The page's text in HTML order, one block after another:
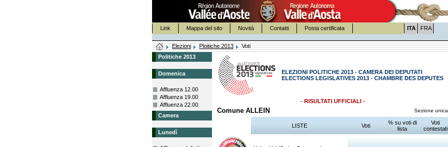
Link Mappa del sito Novità Contatti Posta certificata ITA FRA
Elezioni Ploitiche 2013
Voti
Politiche 2013
Domenica
Affluenza 12.00
Affluenza 19.00
Affluenza 22.00
Camera
Lunedì
ELEZIONI POLITICHE 2013 - CAMERA DEI DEPUTATI
ELECTIONS LEGISLATIVES 2013 - CHAMBRE DES DEPUTES
- RISULTATI UFFICIALI -
Comune ALLEIN Sezione unica
LISTE Voti
% su voti di
lista
Voti
contestati